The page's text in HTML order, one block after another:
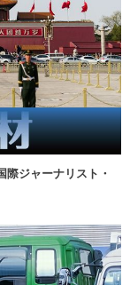
ジャーナリスト・